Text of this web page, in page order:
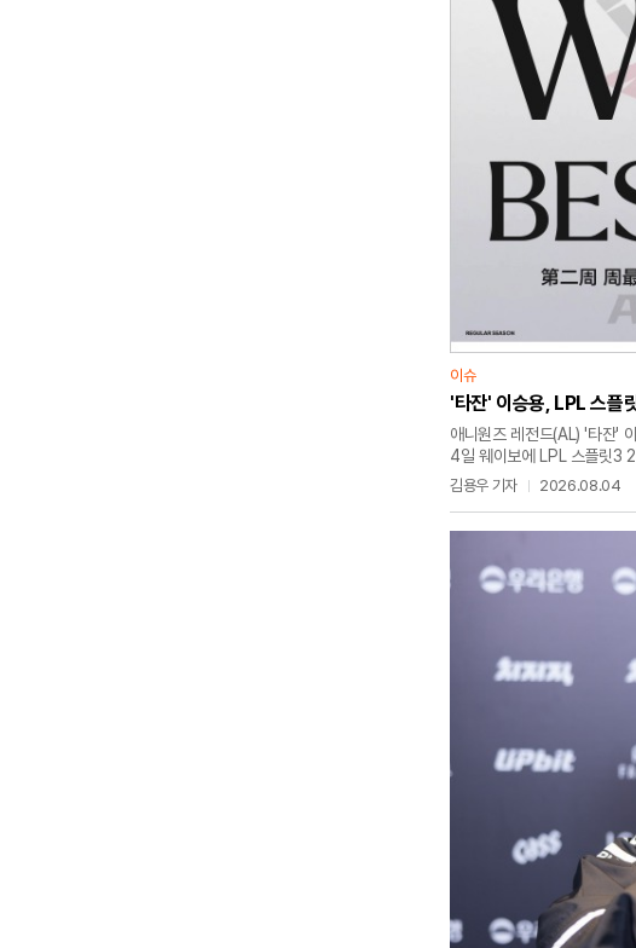
이슈
'타잔' 이승용, LPL 스플
애니원즈 레전드(AL) '타잔'
4일 웨이보에 LPL 스플릿3
판테온, 자르반 4세, 스카너
김용우 기자 2026.08.04